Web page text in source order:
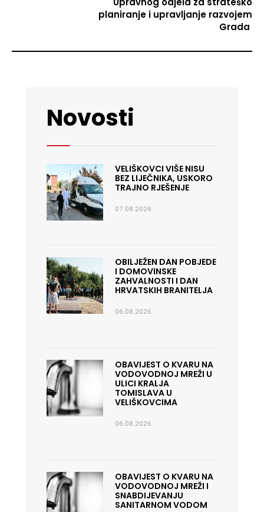
planiranje i upravljanje razvojem
Grada
Novosti
VELIŠKOVCI VIŠE NISU
BEZ LIJEČNIKA, USKORO
TRAJNO RJEŠENJE
07.08.2026.
OBILJEŽEN DAN POBJEDE
I DOMOVINSKE
ZAHVALNOSTI I DAN
HRVATSKIH BRANITELJA
06.08.2026.
OBAVIJEST O KVARU NA
VODOVODNOJ MREŽI U
ULICI KRALJA
TOMISLAVA U
VELIŠKOVCIMA
06.08.2026.
OBAVIJEST O KVARU NA
VODOVODNOJ MREŽI I
SNABDIJEVANJU
SANITARNOM VODOM